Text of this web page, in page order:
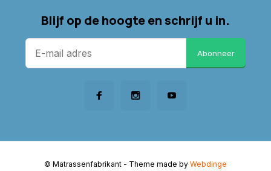
Blijf op de hoogte en schrijf u in.
Abonneer
© Matrassenfabrikant - Theme made by Webdinge